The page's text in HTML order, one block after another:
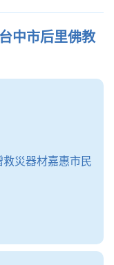
中市后里佛教